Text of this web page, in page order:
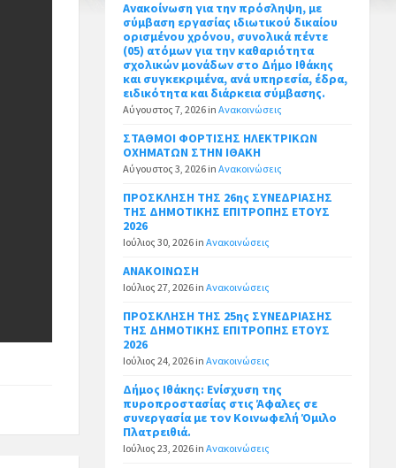
Ανακοίνωση για την πρόσληψη, με
σύμβαση εργασίας ιδιωτικού δικαίου
ορισμένου χρόνου, συνολικά πέντε
(05) ατόμων για την καθαριότητα
σχολικών μονάδων στο Δήμο Ιθάκης
και συγκεκριμένα, ανά υπηρεσία, έδρα,
ειδικότητα και διάρκεια σύμβασης.
Αύγουστος 7, 2026 inΑνακοινώσεις
ΣΤΑΘΜΟΙ ΦΟΡΤΙΣΗΣ ΗΛΕΚΤΡΙΚΩΝ
ΟΧΗΜΑΤΩΝ ΣΤΗΝ ΙΘΑΚΗ
Αύγουστος 3, 2026 inΑνακοινώσεις
ΠΡΟΣΚΛΗΣΗ ΤΗΣ 26ης ΣΥΝΕΔΡΙΑΣΗΣ
ΤΗΣ ΔΗΜΟΤΙΚΗΣ ΕΠΙΤΡΟΠΗΣ ΕΤΟΥΣ
2026
Ιούλιος 30, 2026 inΑνακοινώσεις
ΑΝΑΚΟΙΝΩΣΗ
Ιούλιος 27, 2026 inΑνακοινώσεις
ΠΡΟΣΚΛΗΣΗ ΤΗΣ 25ης ΣΥΝΕΔΡΙΑΣΗΣ
ΤΗΣ ΔΗΜΟΤΙΚΗΣ ΕΠΙΤΡΟΠΗΣ ΕΤΟΥΣ
2026
Ιούλιος 24, 2026 inΑνακοινώσεις
Δήμος Ιθάκης: Ενίσχυση της
πυροπροστασίας στις Άφαλες σε
συνεργασία με τον Κοινωφελή Όμιλο
Πλατρειθιά.
Ιούλιος 23, 2026 inΑνακοινώσεις